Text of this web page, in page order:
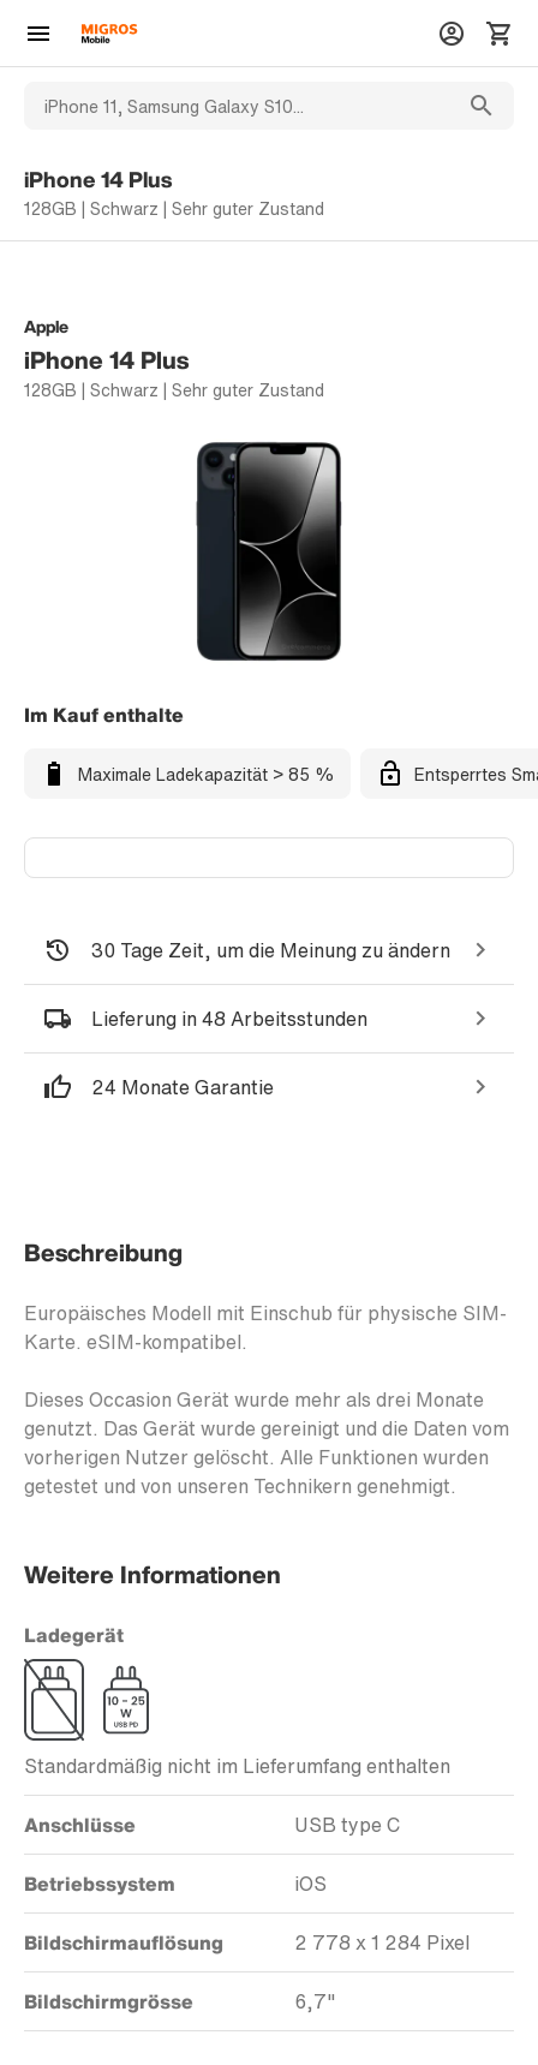
iPhone 14 Plus
128GB | Schwarz | Sehr guter Zustand
Apple
iPhone 14 Plus
128GB | Schwarz | Sehr guter Zustand
Im Kauf enthalte
Maximale Ladekapazität > 85 % Entsperrtes
30 Tage Zeit, um die Meinung zu ändern
Lieferung in 48 Arbeitsstunden
24 Monate Garantie
Beschreibung
Europäisches Modell mit Einschub für physische SIM-
Karte. eSIM-kompatibel.
Dieses Occasion Gerät wurde mehr als drei Monate
genutzt. Das Gerät wurde gereinigt und die Daten vom
vorherigen Nutzer gelöscht. Alle Funktionen wurden
getestet und von unseren Technikern genehmigt.
Weitere Informationen
Ladegerät
Standardmäßig nicht im Lieferumfang enthalten
Anschlüsse USB type C
Betriebssystem iOS
Bildschirmauflösung 2 778 x 1 284 Pixel
Bildschirmgrösse 6,7"